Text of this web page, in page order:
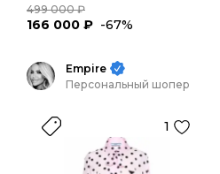
499 000 ₽
166 000 ₽ -67%
Empire
Персональный шопер
1